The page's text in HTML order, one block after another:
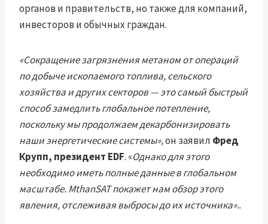
органов и правительств, но также для компаний,
инвесторов и обычных граждан.
«Сокращение загрязнения метаном от операций
по добыче ископаемого топлива, сельского
хозяйства и других секторов — это самый быстрый
способ замедлить глобальное потепление,
поскольку мы продолжаем декарбонизировать
наши энергетические системы»,он заявил Фред
Крупп, президент EDF. «Однако для этого
необходимо иметь полные данные в глобальном
масштабе. MthanSAT покажет нам обзор этого
явления, отслеживая выбросы до их источника»..